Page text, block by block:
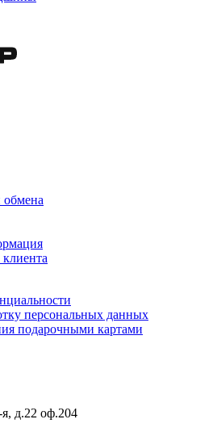
обмена
персональных данных
подарочными картами
я, д.22 оф.204